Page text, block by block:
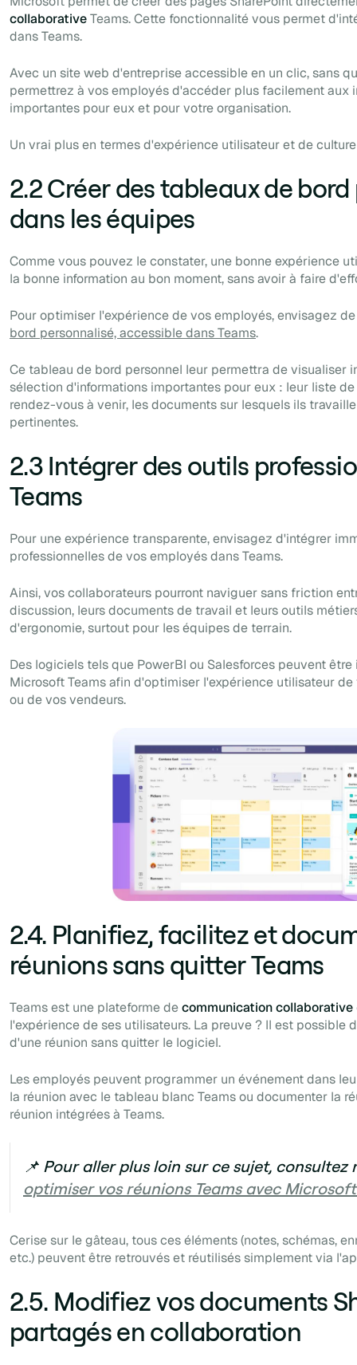
collaborativeTeams. Cette fonctionnalité vous permet
dans Teams.
Avec un site web d'entreprise accessible en un clic, sans
permettrez à vos employés d'accéder plus facilement aux
importantes pour eux et pour votre organisation.
Un vrai plus en termes d'expérience utilisateur et de
2.2 Créer des tableaux de
dans les équipes
Comme vous pouvez le constater, une bonne expérience
la bonne information au bon moment, sans avoir à faire
Pour optimiser l'expérience de vos employés, envisagez
bord personnalisé, accessible dans Teams.
Ce tableau de bord personnel leur permettra de visualiser
sélection d'informations importantes pour eux : leur liste
rendez-vous à venir, les documents sur lesquels ils
pertinentes.
2.3 Intégrer des outils
Teams
Pour une expérience transparente, envisagez d'intégrer
professionnelles de vos employés dans Teams.
Ainsi, vos collaborateurs pourront naviguer sans friction
discussion, leurs documents de travail et leurs outils
d'ergonomie, surtout pour les équipes de terrain.
Des logiciels tels que PowerBI ou Salesforces peuvent
Microsoft Teams afin d'optimiser l'expérience utilisateur
ou de vos vendeurs.
2.4. Planifiez, facilitez et
réunions sans quitter Teams
Teams est une plateforme decommunication collaborative
l'expérience de ses utilisateurs. La preuve ? Il est possible
d'une réunion sans quitter le logiciel.
Les employés peuvent programmer un événement dans
la réunion avec le tableau blanc Teams ou documenter la
réunion intégrées à Teams.
📌 Pour aller plus loin sur ce sujet, consultez
optimiser vos réunions Teams avec
Cerise sur le gâteau, tous ces éléments (notes, schémas,
etc.) peuvent être retrouvés et réutilisés simplement via
2.5. Modifiez vos documents
partagés en collaboration